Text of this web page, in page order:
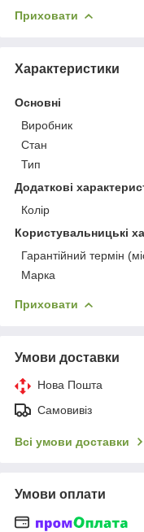
Приховати
Характеристики
Основні
Виробник
Стан
Тип
Додаткові
Колір
Користувальницькі
Гарантійний термін
Марка
Приховати
Умови доставки
Нова Пошта
Самовивіз
Всі умови доставки
Умови оплати